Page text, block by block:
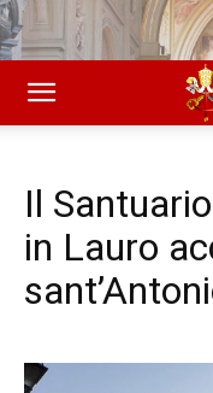
Il
in Lauro